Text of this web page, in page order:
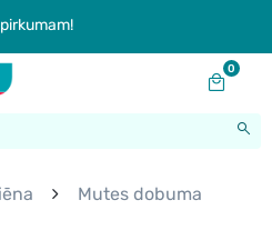
0
Mutes dobuma